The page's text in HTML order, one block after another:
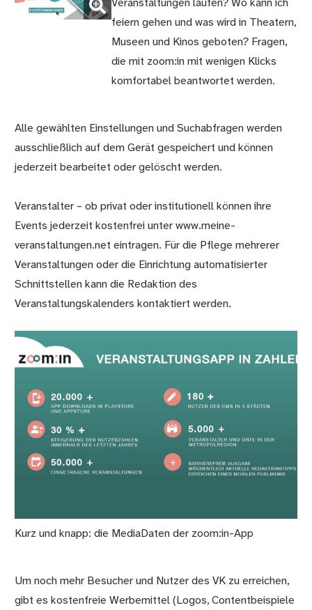
vergrößern)
Veranstaltungen laufen? Wo kann ich
feiern gehen und was wird in Theatern,
Museen und Kinos geboten? Fragen,
die mit zoom:in mit wenigen Klicks
komfortabel beantwortet werden.
Alle gewählten Einstellungen und Suchabfragen werden
ausschließlich auf dem Gerät gespeichert und können
jederzeit bearbeitet oder gelöscht werden.
Veranstalter – ob privat oder institutionell können ihre
Events jederzeit kostenfrei unter www.meine-
veranstaltungen.net eintragen. Für die Pflege mehrerer
Veranstaltungen oder die Einrichtung automatisierter
Schnittstellen kann die Redaktion des
Veranstaltungskalenders kontaktiert werden.
Kurz und knapp: die MediaDaten der zoom:in-App
Um noch mehr Besucher und Nutzer des VK zu erreichen,
gibt es kostenfreie Werbemittel (Logos, Contentbeispiele